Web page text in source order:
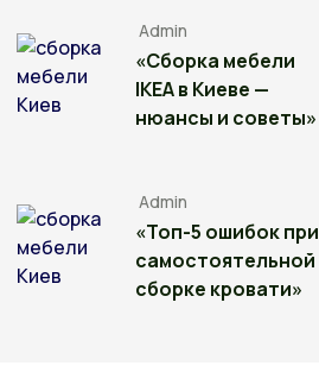
Admin
«Сборка мебели
IKEA в Киеве —
нюансы и советы»
Admin
«Топ-5 ошибок при
самостоятельной
сборке кровати»